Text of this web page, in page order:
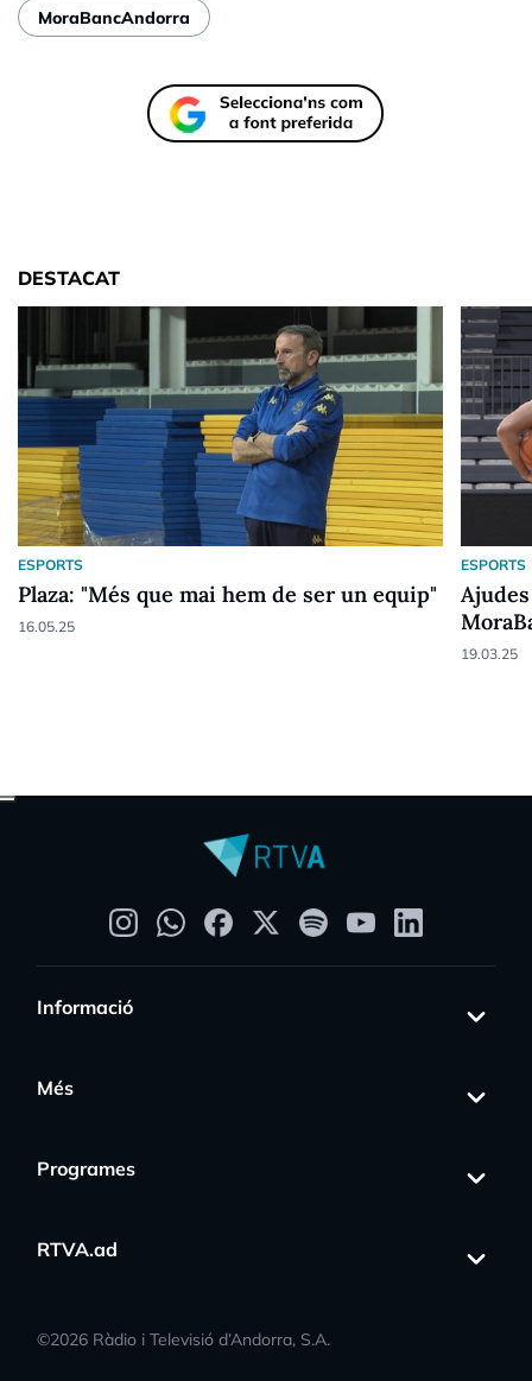
MoraBancAndorra
DESTACAT
ESPORTS
Plaza: "Més que mai hem de ser un equip"
16.05.25
ESPORTS
19.03.25
Informació
Més
Programes
RTVA.ad
©2026 Ràdio i Televisió d’Andorra, S.A.